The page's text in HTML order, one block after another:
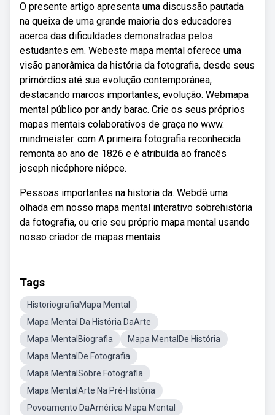
O presente artigo apresenta uma discussão pautada
na queixa de uma grande maioria dos educadores
acerca das dificuldades demonstradas pelos
estudantes em. Webeste mapa mental oferece uma
visão panorâmica da história da fotografia, desde seus
primórdios até sua evolução contemporânea,
destacando marcos importantes, evolução. Webmapa
mental público por andy barac. Crie os seus próprios
mapas mentais colaborativos de graça no www.
mindmeister. com A primeira fotografia reconhecida
remonta ao ano de 1826 e é atribuída ao francês
joseph nicéphore niépce.
Pessoas importantes na historia da. Webdê uma
olhada em nosso mapa mental interativo sobrehistória
da fotografia, ou crie seu próprio mapa mental usando
nosso criador de mapas mentais.
Tags
HistoriografiaMapa Mental
Mapa Mental Da História DaArte
Mapa MentalBiografia
Mapa MentalDe História
Mapa MentalDe Fotografia
Mapa MentalSobre Fotografia
Mapa MentalArte Na Pré-História
Povoamento DaAmérica Mapa Mental